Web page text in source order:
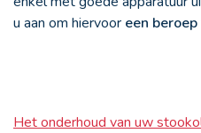
u aan om hiervoor een
Het onderhoud van uw